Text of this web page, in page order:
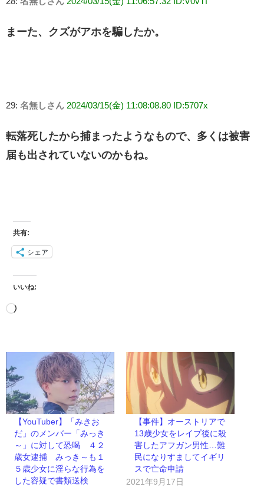
まーた、クズがアホを騙したか。
29: 名無しさん 2024/03/15(金) 11:08:08.80 ID:5707x
転落死したから捕まったようなもので、多くは被害
届も出されていないのかもね。
共有:
シェア
いいね:
【YouTuber】「みきお
だ」のメンバー「みっき
～」に対して恐喝 ４２
歳女逮捕 みっき～も１
５歳少女に淫らな行為を
した容疑で書類送検
【事件】オーストリアで
13歳少女をレイプ後に殺
害したアフガン男性…難
民になりすましてイギリ
スで亡命申請
2021年9月17日